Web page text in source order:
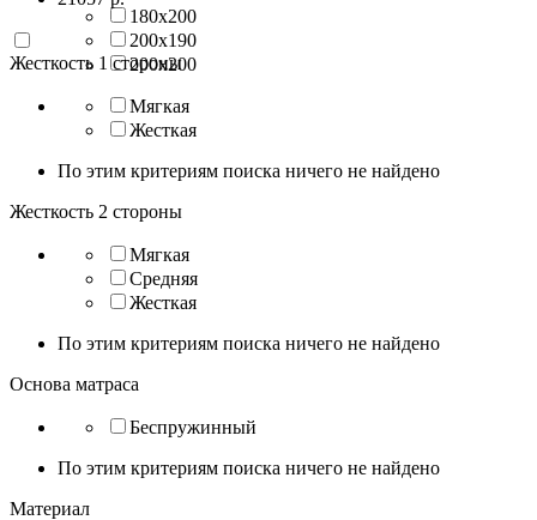
180х200
200х190
200х200
Жесткость 1 стороны
Мягкая
Жесткая
По этим критериям поиска ничего не найдено
Жесткость 2 стороны
Мягкая
Средняя
Жесткая
По этим критериям поиска ничего не найдено
Основа матраса
Беспружинный
По этим критериям поиска ничего не найдено
Материал